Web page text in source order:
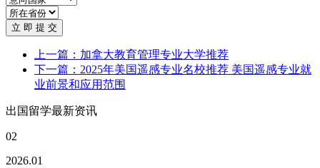
立 即 提 交
上一篇：加拿大教育管理专业大学推荐
下一篇：2025年美国遥感专业名校推荐 美国遥感专业就
业前景和应用范围
出国留学最新资讯
02
2026.01